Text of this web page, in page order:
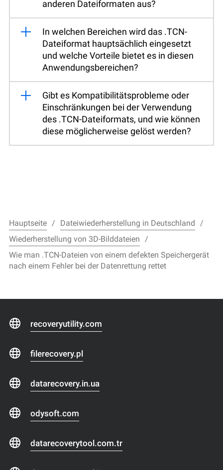
anderen Dateiformaten aus?
In welchen Bereichen wird das .TCN-
Dateiformat hauptsächlich eingesetzt
und welche Vorteile bietet es in diesen
Anwendungsbereichen?
Gibt es Kompatibilitätsprobleme oder
Einschränkungen bei der Verwendung
des .TCN-Dateiformats, und wie können
diese möglicherweise gelöst werden?
Hauptseite
Dateiwiederherstellung in Deutschland
Wiederherstellung von 3D-Bilddateien
Wie man .TCN-Dateien von einem defekten Speichergerät
nach einem Fehler bei der Datenrettung rettet
recoveryutility.com
filerecovery.pl
datarecovery.in.ua
odysoft.com
datarecoverytool.com.tr